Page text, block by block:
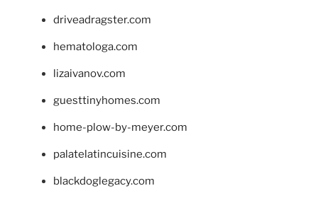
driveadragster.com
hematologa.com
lizaivanov.com
guesttinyhomes.com
home-plow-by-meyer.com
palatelatincuisine.com
blackdoglegacy.com